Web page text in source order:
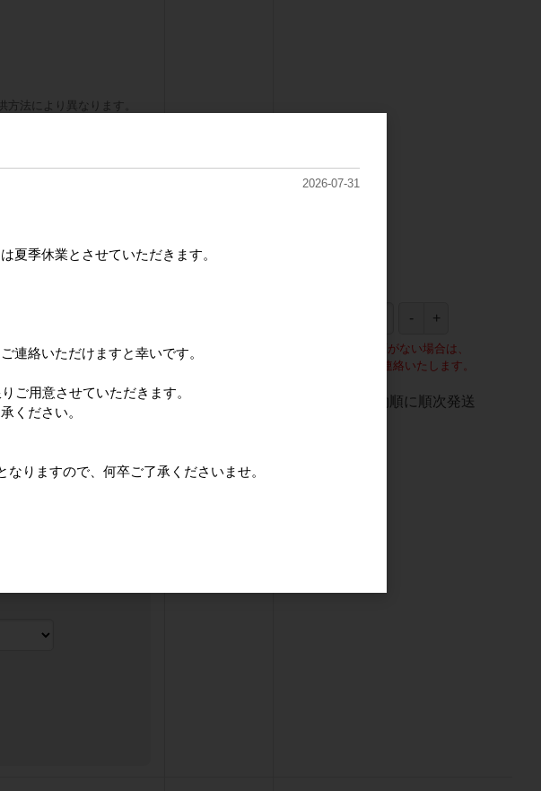
法により異なります。
さい。
（72,520円
※在庫がない場合は、
別途ご連絡いたします。
ご予約順に順次発送
2026-07-31
夏季休業とさせていただきます。
連絡いただけますと幸いです。
ご用意させていただきます。
ください。
りますので、何卒ご了承くださいませ。